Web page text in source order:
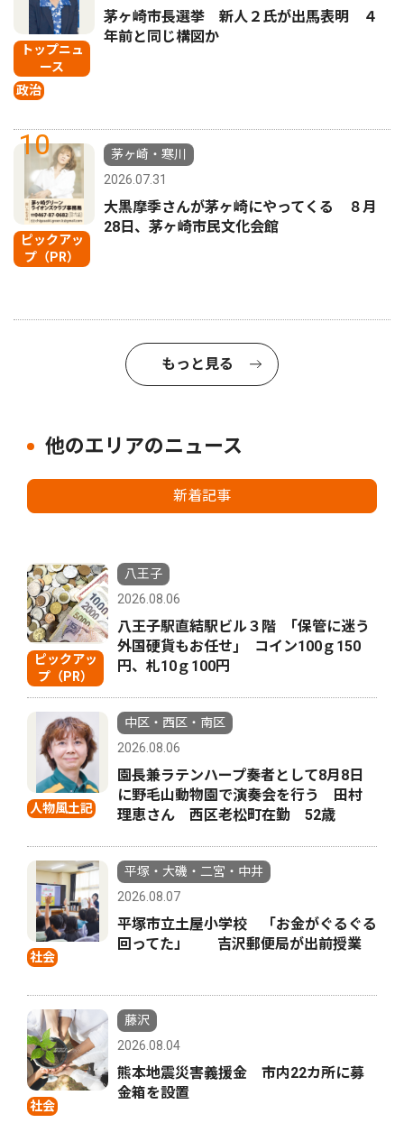
トップニュ
ース
政治
茅ヶ崎市長選挙 新人２氏が出馬表明 ４
年前と同じ構図か
10
ピックアッ
プ（PR）
茅ヶ崎・寒川
2026.07.31
大黒摩季さんが茅ヶ崎にやってくる ８月
28日、茅ヶ崎市民文化会館
もっと見る
他のエリアのニュース
新着記事
ピックアッ
プ（PR）
八王子
2026.08.06
八王子駅直結駅ビル３階 ｢保管に迷う
外国硬貨もお任せ｣ コイン100ｇ150
円、札10ｇ100円
人物風土記
中区・西区・南区
2026.08.06
園長兼ラテンハープ奏者として8月8日
に野毛山動物園で演奏会を行う 田村
理恵さん 西区老松町在勤 52歳
社会
平塚・大磯・二宮・中井
2026.08.07
平塚市立土屋小学校 「お金がぐるぐる
回ってた」 吉沢郵便局が出前授業
社会
藤沢
2026.08.04
熊本地震災害義援金 市内22カ所に募
金箱を設置